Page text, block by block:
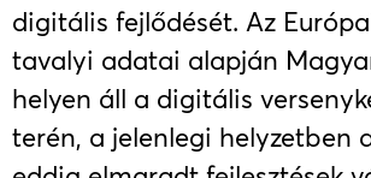
digitális fejlődését. Az
tavalyi adatai alapján
helyen áll a digitális
terén, a jelenlegi helyzetben